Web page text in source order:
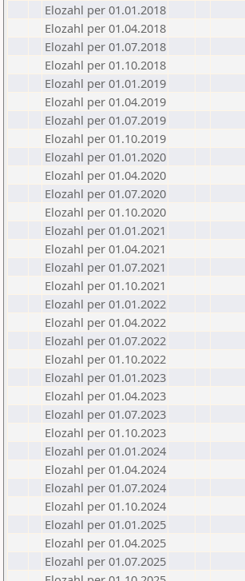
Elozahl per 01.01.2018
Elozahl per 01.04.2018
Elozahl per 01.07.2018
Elozahl per 01.10.2018
Elozahl per 01.01.2019
Elozahl per 01.04.2019
Elozahl per 01.07.2019
Elozahl per 01.10.2019
Elozahl per 01.01.2020
Elozahl per 01.04.2020
Elozahl per 01.07.2020
Elozahl per 01.10.2020
Elozahl per 01.01.2021
Elozahl per 01.04.2021
Elozahl per 01.07.2021
Elozahl per 01.10.2021
Elozahl per 01.01.2022
Elozahl per 01.04.2022
Elozahl per 01.07.2022
Elozahl per 01.10.2022
Elozahl per 01.01.2023
Elozahl per 01.04.2023
Elozahl per 01.07.2023
Elozahl per 01.10.2023
Elozahl per 01.01.2024
Elozahl per 01.04.2024
Elozahl per 01.07.2024
Elozahl per 01.10.2024
Elozahl per 01.01.2025
Elozahl per 01.04.2025
Elozahl per 01.07.2025